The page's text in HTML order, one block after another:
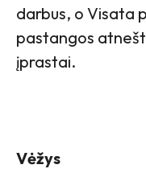
darbus, o Visata
pastangos
įprastai.
Vėžys